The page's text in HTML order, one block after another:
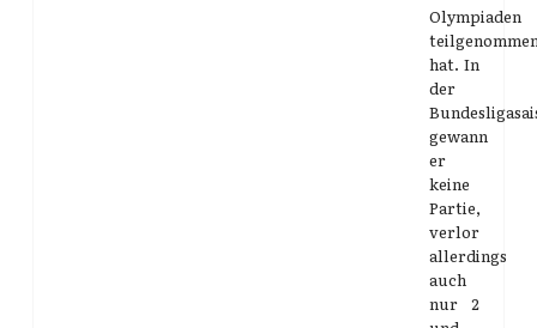
Olympiaden
hat. In
der
gewann
er
keine
Partie,
verlor
allerdings
auch
nur 2